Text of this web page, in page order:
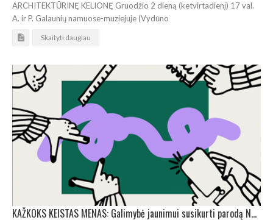
ARCHITEKTŪRINĘ KELIONĘ Gruodžio 2 dieną (ketvirtadienį) 17 val.
A. ir P. Galaunių namuose-muziejuje (Vydūno
Skaityti daugiau
KAŽKOKS KEISTAS MENAS: Galimybė jaunimui susikurti parodą NDG